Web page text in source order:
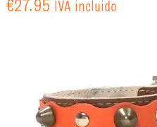
€27.95 IVA incluido